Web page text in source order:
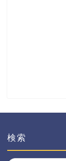
検索